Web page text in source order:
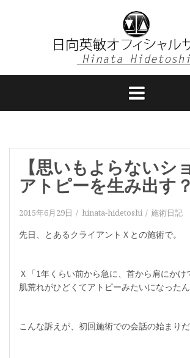
へ
ッ
【思いもよらないシ
アトピーを生み出す？
2015年6月29日 hinata-hidetoshi 施術日記
先日、とあるクライアントＸとの施術で。
Ｘ「1年くらい前から急に、首から肩にかけ
肌荒れがひどくてアトピーみたいになったん
こんな訴えが、初回施術での会話の始まりだ